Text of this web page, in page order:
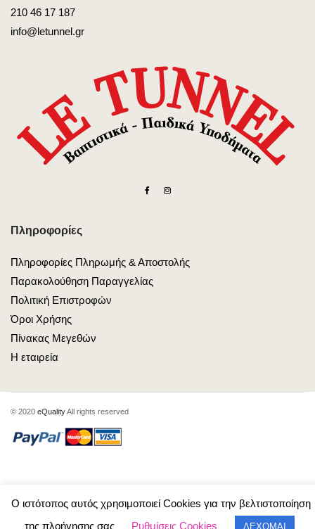
210 46 17 187
info@letunnel.gr
Πληροφορίες
Πληροφορίες Πληρωμής & Αποστολής
Παρακολούθηση Παραγγελίας
Πολιτική Επιστροφών
Όροι Χρήσης
Πίνακας Μεγεθών
Η εταιρεία
© 2020 eQualityAll rights reserved
0
Ο ιστότοπος αυτός χρησιμοποιεί Cookies για την βελτιστοποίηση
της πλοήγησης σας
Ρυθμίσεις Cookies ΔΕΧΟΜΑΙ